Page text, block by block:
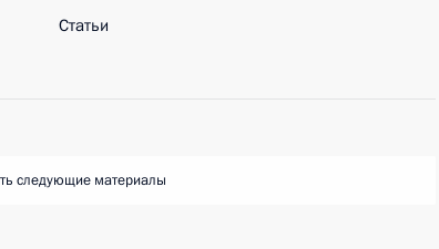
Статьи
следующие материалы